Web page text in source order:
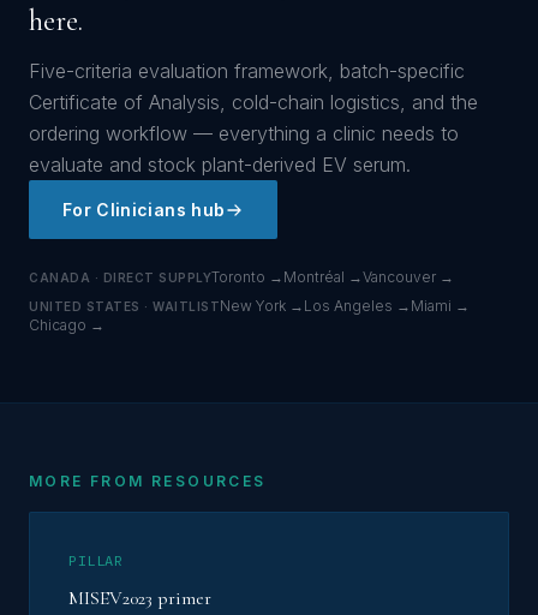
here.
Five-criteria evaluation framework, batch-specific
Certificate of Analysis, cold-chain logistics, and the
ordering workflow — everything a clinic needs to
evaluate and stock plant-derived EV serum.
For Clinicians hub
CANADA · DIRECT SUPPLYToronto → Montréal →Vancouver →
UNITED STATES · WAITLISTNew York → Los Angeles → Miami →
Chicago →
MORE FROM RESOURCES
PILLAR
MISEV2023 primer